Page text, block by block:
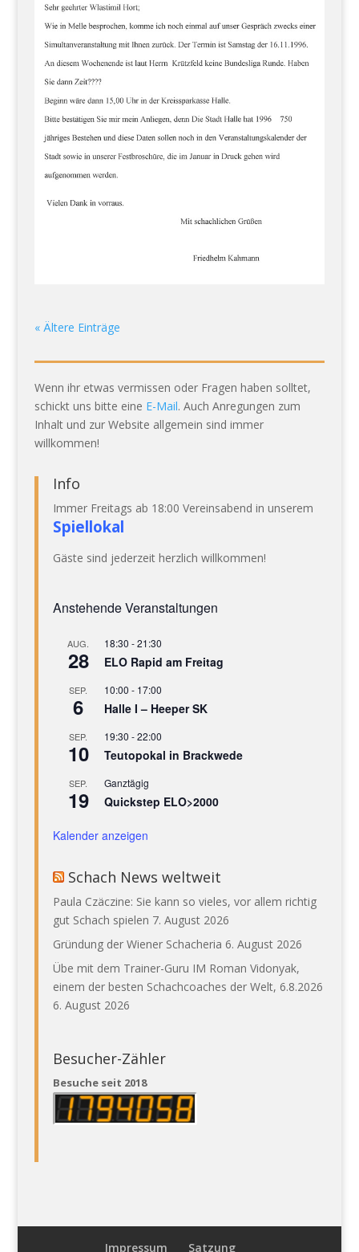
« Ältere Einträge
Wenn ihr etwas vermissen oder Fragen haben solltet,
schickt uns bitte eine E-Mail. Auch Anregungen zum
Inhalt und zur Website allgemein sind immer
willkommen!
Info
Immer Freitags ab 18:00 Vereinsabend in unserem
Spiellokal
Gäste sind jederzeit herzlich willkommen!
Anstehende Veranstaltungen
AUG.
28
18:30 -21:30
ELO Rapid am Freitag
SEP.
6
10:00 - 17:00
Halle I – Heeper SK
SEP.
10
19:30 -22:00
Teutopokal in Brackwede
SEP.
19
Ganztägig
Quickstep ELO>2000
Kalender anzeigen
Schach News weltweit
Paula Czäczine: Sie kann so vieles, vor allem richtig
gut Schach spielen 7. August 2026
Gründung der Wiener Schacheria 6. August 2026
Übe mit dem Trainer-Guru IM Roman Vidonyak,
einem der besten Schachcoaches der Welt, 6.8.2026
6. August 2026
Besucher-Zähler
Besuche seit 2018
Impressum Satzung